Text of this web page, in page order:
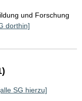
und Forschung
dorthin]
SG hierzu]